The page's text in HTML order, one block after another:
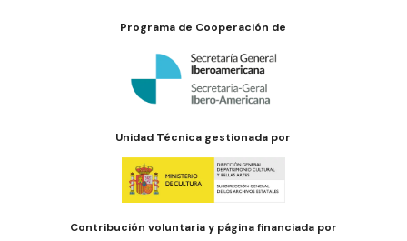
Programa de Cooperación de
Unidad Técnica gestionada por
Contribución voluntaria y página financiada por